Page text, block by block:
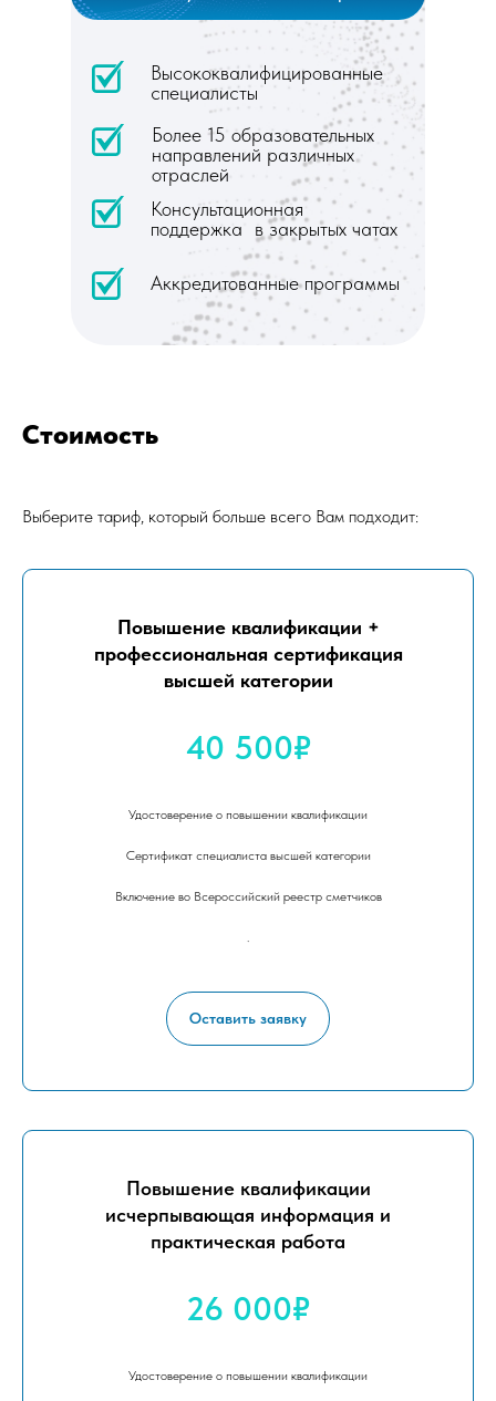
Высококвалифицированные
специалисты
Более 15 образовательных
направлений различных
отраслей
Консультационная
поддержка в закрытых чатах
Аккредитованные программы
Стоимость
Выберите тариф, который больше всего Вам подходит:
Повышение квалификации +
профессиональная сертификация
высшей категории
40 500₽
Удостоверение о повышении квалификации
Сертификат специалиста высшей категории
Включение во Всероссийский реестр сметчиков
.
Оставить заявку
Повышение квалификации
исчерпывающая информация и
практическая работа
26 000₽
Удостоверение о повышении квалификации